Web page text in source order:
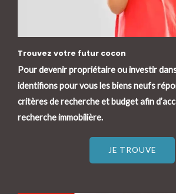
Trouvez votre futur cocon
Pour devenir propriétaire ou investir
identifions pour vous les biens neufs
critères de recherche et budget afin
recherche immobilière.
JE TROUVE